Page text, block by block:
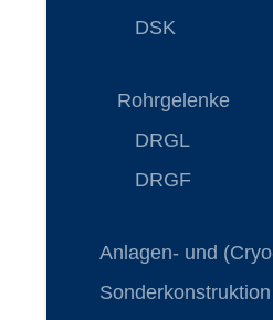
DSK
Rohrgelenke
DRGL
DRGF
Anlagen- und
Sonderkonstruktion